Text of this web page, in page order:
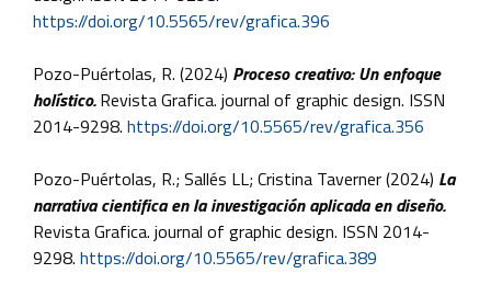
https://doi.org/10.5565/rev/grafica.396
Pozo-Puértolas, R. (2024) Proceso creativo: Un enfoque
holístico.Revista Grafica. journal of graphic design. ISSN
2014-9298. https://doi.org/10.5565/rev/grafica.356
Pozo-Puértolas, R.; Sallés LL; Cristina Taverner (2024) La
narrativa cientifica en la investigación aplicada en diseño.
Revista Grafica. journal of graphic design. ISSN 2014-
9298. https://doi.org/10.5565/rev/grafica.389